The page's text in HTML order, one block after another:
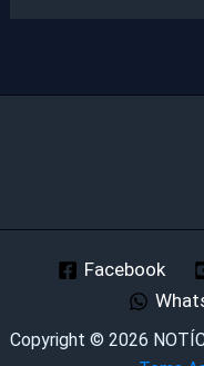
Facebook
Copyright © 2026